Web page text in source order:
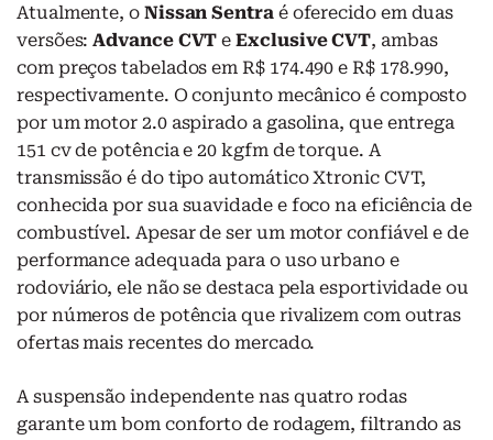
Atualmente, o Nissan Sentraé oferecido em duas
versões:Advance CVT eExclusive CVT, ambas
com preços tabelados em R$ 174.490 e R$ 178.990,
respectivamente. O conjunto mecânico é composto
por um motor 2.0 aspirado a gasolina, que entrega
151 cv de potência e 20 kgfm de torque. A
transmissão é do tipo automático Xtronic CVT,
conhecida por sua suavidade e foco na eficiência de
combustível. Apesar de ser um motor confiável e de
performance adequada para o uso urbano e
rodoviário, ele não se destaca pela esportividade ou
por números de potência que rivalizem com outras
ofertas mais recentes do mercado.
A suspensão independente nas quatro rodas
garante um bom conforto de rodagem, filtrando as